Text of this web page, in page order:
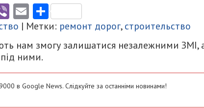
ViberEmailПоділитися
| Метки: ремонт дорог,строительство
нам змогу залишатися незалежними ЗМІ,
ними.
в Google News. Слідкуйте за останніми новинами!